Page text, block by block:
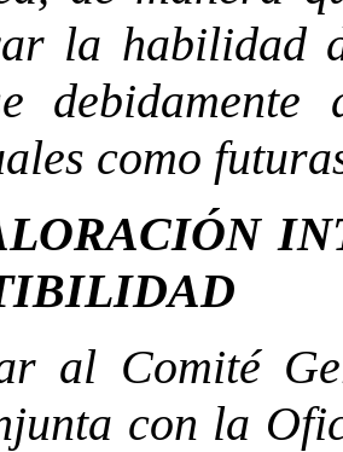
la habilidad
como
al Comité
con la